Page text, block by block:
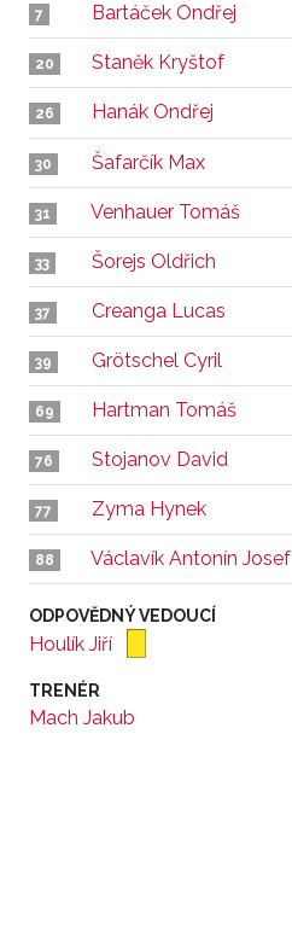
7 Bartáček Ondřej
20 Staněk Kryštof
26 Hanák Ondřej
30 Šafarčík Max
31 Venhauer Tomáš
33 Šorejs Oldřich
37 Creanga Lucas
39 Grötschel Cyril
69 Hartman Tomáš
76 Stojanov David
77 Zyma Hynek
88 Václavík Antonín Josef
ODPOVĚDNÝ VEDOUCÍ
Houlík Jiří
TRENÉR
Mach Jakub